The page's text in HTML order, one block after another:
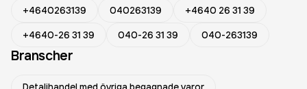
+4640263139 040263139
+4640 26 31 39
+4640-26 31 39
040-26 31 39 040-263139
Branscher